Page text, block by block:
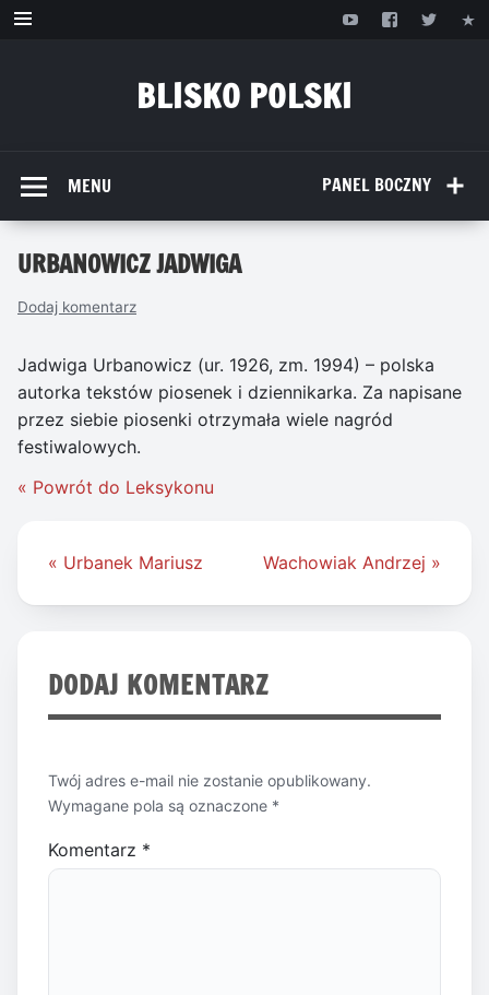
Przejdź
BLISKO POLSKI
PANEL BOCZNY
MENU
URBANOWICZ JADWIGA
Dodaj komentarz
Jadwiga Urbanowicz (ur. 1926, zm. 1994) – polska
autorka tekstów piosenek i dziennikarka. Za napisane
przez siebie piosenki otrzymała wiele nagród
festiwalowych.
« Powrót do Leksykonu
Nawigacja
« Urbanek Mariusz Wachowiak Andrzej »
DODAJ KOMENTARZ
Twój adres e-mail nie zostanie opublikowany.
Wymagane pola są oznaczone *
Komentarz *